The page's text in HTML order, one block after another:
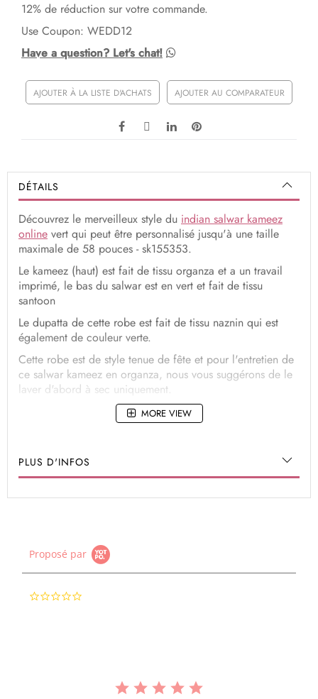
12% de réduction sur votre commande.
Use Coupon: WEDD12
Have a question? Let's chat!
AJOUTER À LA LISTE D'ACHATS AJOUTER AU COMPARATEUR
DÉTAILS
Découvrez le merveilleux style du indian salwar kameez
online vert qui peut être personnalisé jusqu'à une taille
maximale de 58 pouces - sk155353.
Le kameez (haut) est fait de tissu organza et a un travail
imprimé, le bas du salwar est en vert et fait de tissu
santoon
Le dupatta de cette robe est fait de tissu naznin qui est
également de couleur verte.
Cette robe est de style tenue de fête et pour l'entretien de
ce salwar kameez en organza, nous vous suggérons de le
laver d'abord à sec uniquement.
MORE VIEW
PLUS D'INFOS
Proposé par